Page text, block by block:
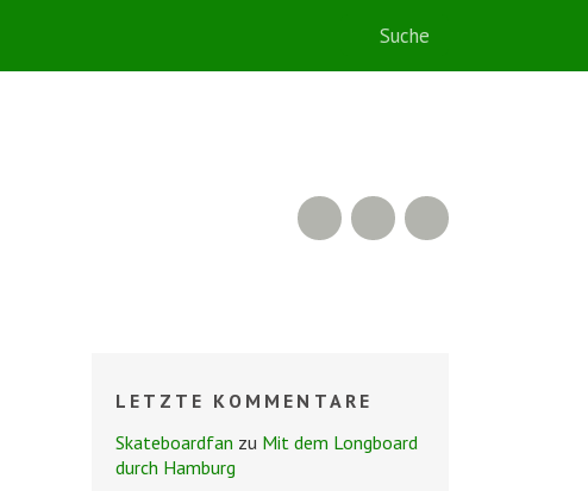
Flickr
RSS Feed
LETZTE KOMMENTARE
Skateboardfan zu Mit dem Longboard
durch Hamburg